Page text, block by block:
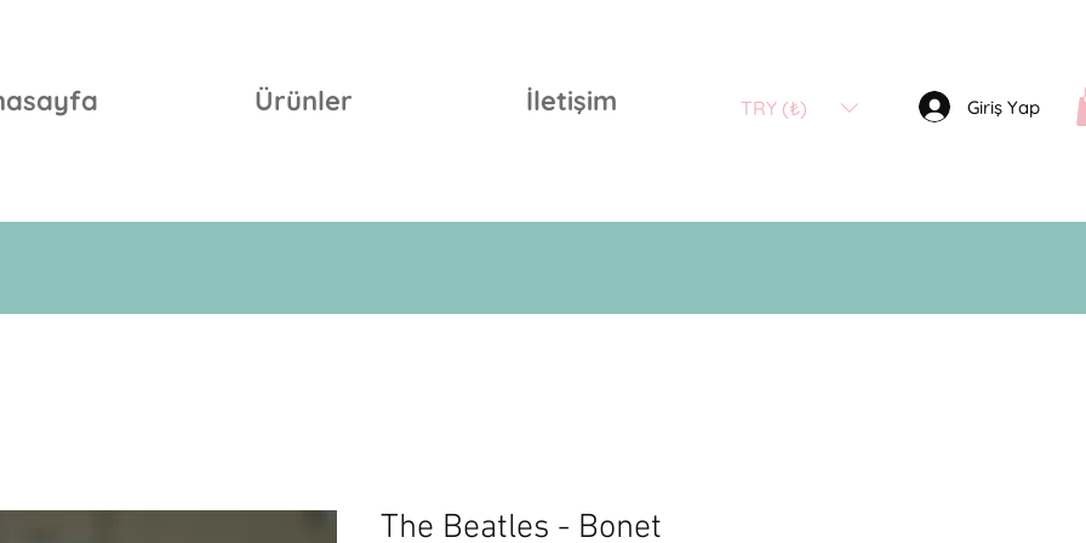
Ürünler İletişim TRY (₺) Giriş Yap
The Beatles - Bonet